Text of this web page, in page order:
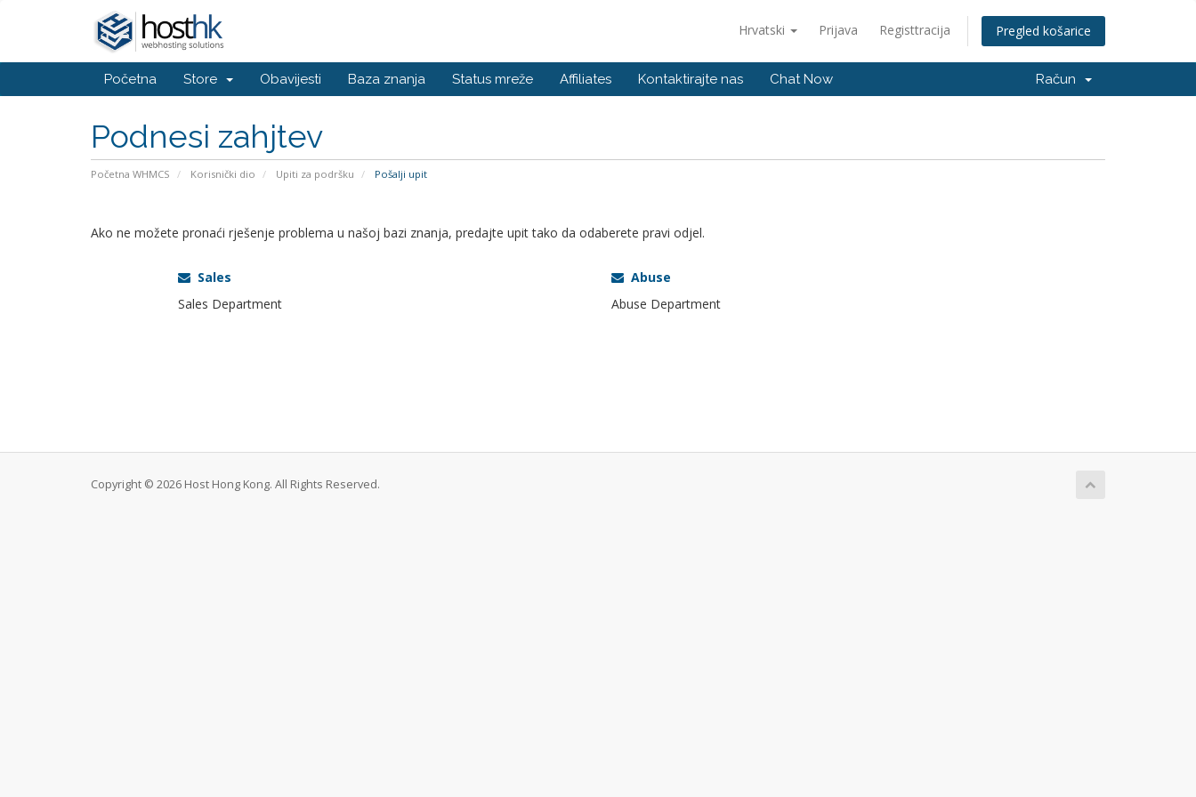
Hrvatski Prijava Registtracija Pregled košarice
Početna Store Obavijesti Baza znanja Status mreže Affiliates Kontaktirajte nas Chat Now Račun
Podnesi zahjtev
Početna WHMCS Korisnički dio Upiti za podršku Pošalji upit
Ako ne možete pronaći rješenje problema u našoj bazi znanja, predajte upit tako da odaberete pravi odjel.
Sales
Sales Department
Abuse
Abuse Department
Copyright © 2026 Host Hong Kong. All Rights Reserved.